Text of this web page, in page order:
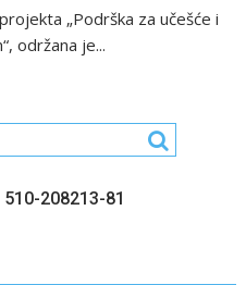
„Podrška za učešće i
održana je...
510-208213-81